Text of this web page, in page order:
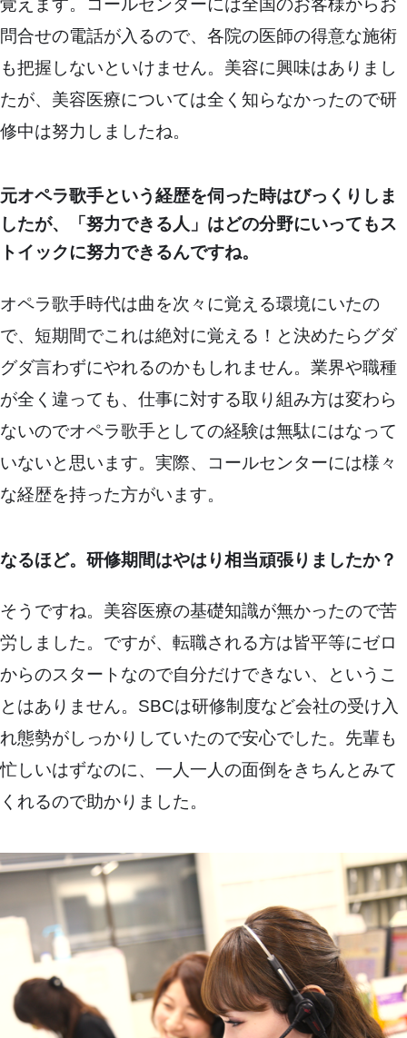
覚えます。コールセンターには全国のお客様からお
問合せの電話が入るので、各院の医師の得意な施術
も把握しないといけません。美容に興味はありまし
たが、美容医療については全く知らなかったので研
修中は努力しましたね。
元オペラ歌手という経歴を伺った時はびっくりしま
したが、「努力できる人」はどの分野にいってもス
トイックに努力できるんですね。
オペラ歌手時代は曲を次々に覚える環境にいたの
で、短期間でこれは絶対に覚える！と決めたらグダ
グダ言わずにやれるのかもしれません。業界や職種
が全く違っても、仕事に対する取り組み方は変わら
ないのでオペラ歌手としての経験は無駄にはなって
いないと思います。実際、コールセンターには様々
な経歴を持った方がいます。
なるほど。研修期間はやはり相当頑張りましたか？
そうですね。美容医療の基礎知識が無かったので苦
労しました。ですが、転職される方は皆平等にゼロ
からのスタートなので自分だけできない、というこ
とはありません。SBCは研修制度など会社の受け入
れ態勢がしっかりしていたので安心でした。先輩も
忙しいはずなのに、一人一人の面倒をきちんとみて
くれるので助かりました。